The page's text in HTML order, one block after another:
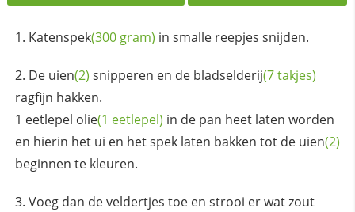
Katenspek(300 gram) in smalle reepjes snijden.
De uien(2) snipperen en de bladselderij(7 takjes)
ragfijn hakken.
1 eetlepel olie(1 eetlepel) in de pan heet laten worden
en hierin het ui en het spek laten bakken tot de uien(2)
beginnen te kleuren.
Voeg dan de veldertjes toe en strooi er wat zout